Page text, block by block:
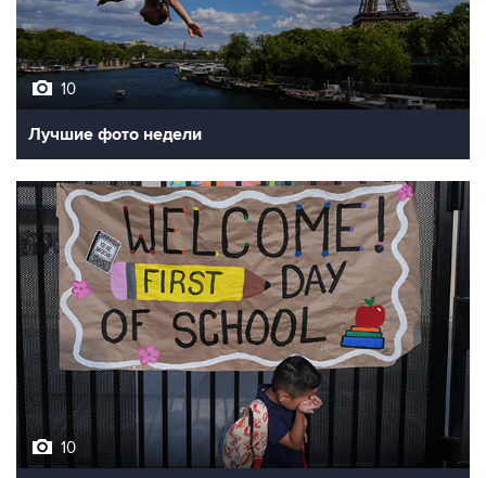
10
Лучшие фото недели
10